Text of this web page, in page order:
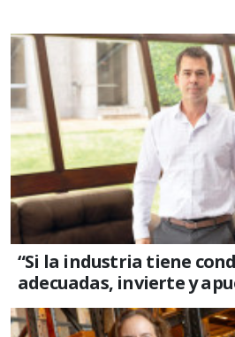
“Si la industria tiene
adecuadas, invierte y